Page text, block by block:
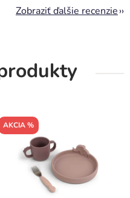
Zobraziť ďalšie recenzie
AKCIA %